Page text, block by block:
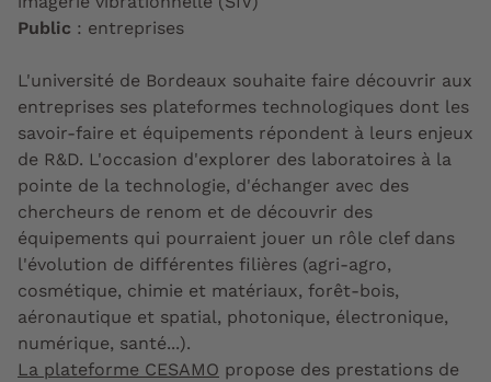
Public : entreprises
L'université de Bordeaux souhaite faire découvrir aux
entreprises ses plateformes technologiques dont les
savoir-faire et équipements répondent à leurs enjeux
de R&D. L'occasion d'explorer des laboratoires à la
pointe de la technologie, d'échanger avec des
chercheurs de renom et de découvrir des
équipements qui pourraient jouer un rôle clef dans
l'évolution de différentes filières (agri-agro,
cosmétique, chimie et matériaux, forêt-bois,
aéronautique et spatial, photonique, électronique,
numérique, santé...).
La plateforme CESAMO propose des prestations de